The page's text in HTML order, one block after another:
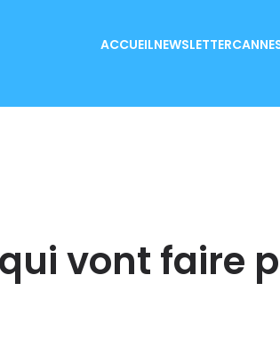
ACCUEILNEWSLETTER
vont faire